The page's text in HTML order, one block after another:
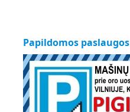
Papildomos paslaugos